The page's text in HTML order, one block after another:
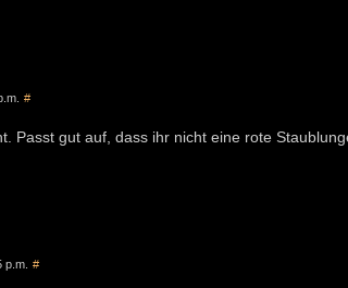
#
Passt gut auf, dass ihr nicht eine rote
p.m. #